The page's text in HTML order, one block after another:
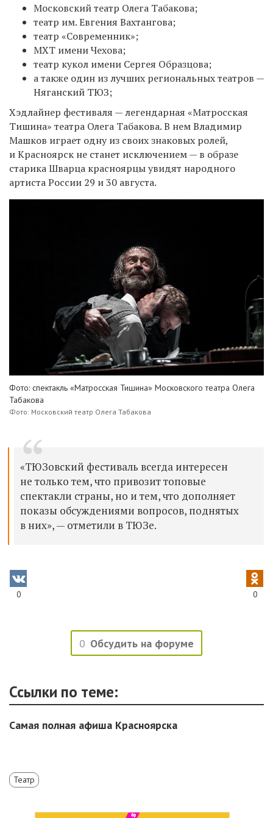
Московский театр Олега Табакова;
театр им. Евгения Вахтангова;
театр «Современник»;
МХТ имени Чехова;
театр кукол имени Сергея Образцова;
а также один из лучших региональных театров —
Няганский ТЮЗ;
Хэдлайнер фестиваля — легендарная «Матросская
Тишина» театра Олега Табакова. В нем Владимир
Машков играет одну из своих знаковых ролей,
и Красноярск не станет исключением — в образе
старика Шварца красноярцы увидят народного
артиста России 29 и 30 августа.
Фото: спектакль «Матросская Тишина» Московского театра Олега
Табакова
Фото: Московский театр Олега Табакова
«ТЮЗовский фестиваль всегда интересен
не только тем, что привозит топовые
спектакли страны, но и тем, что дополняет
показы обсуждениями вопросов, поднятых
в них», — отметили в ТЮЗе.
0 0
0 Обсудить на форуме
Ссылки по теме:
Самая полная афиша Красноярска
Театр